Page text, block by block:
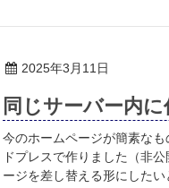
2025年3月11日
同じサーバー内
今のホームページが簡素な
ドプレスで作りました（非
ージを差し替える形にした